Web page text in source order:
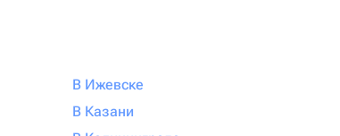
В Ижевске
В Казани